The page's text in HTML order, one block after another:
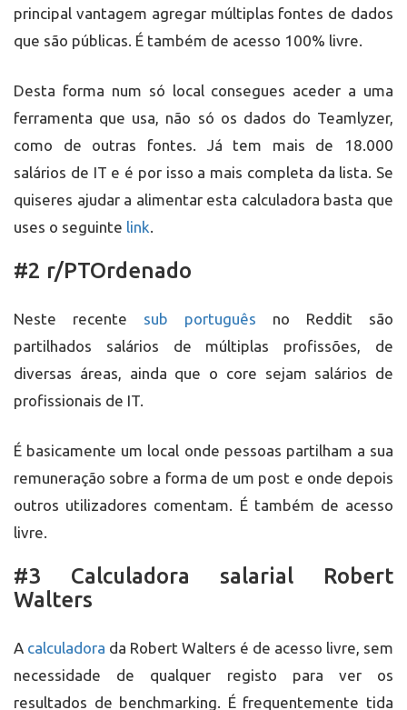
principal vantagem agregar múltiplas fontes de dados
que são públicas. É também de acesso 100% livre.
Desta forma num só local consegues aceder a uma
ferramenta que usa, não só os dados do Teamlyzer,
como de outras fontes. Já tem mais de 18.000
salários de IT e é por isso a mais completa da lista. Se
quiseres ajudar a alimentar esta calculadora basta que
uses o seguinte link.
#2 r/PTOrdenado
Neste recente sub português no Reddit são
partilhados salários de múltiplas profissões, de
diversas áreas, ainda que o core sejam salários de
profissionais de IT.
É basicamente um local onde pessoas partilham a sua
remuneração sobre a forma de um post e onde depois
outros utilizadores comentam. É também de acesso
livre.
#3 Calculadora salarial Robert
Walters
A calculadora da Robert Walters é de acesso livre, sem
necessidade de qualquer registo para ver os
resultados de benchmarking. É frequentemente tida